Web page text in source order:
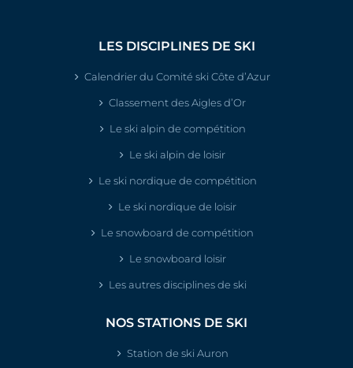
LES DISCIPLINES DE SKI
Calendrier du Comité ski Côte d’Azur
Classement des Aigles d’Or
Le ski alpin de compétition
Le ski alpin de loisir
Le ski nordique de compétition
Le ski nordique de loisir
Le snowboard de compétition
Le snowboard loisir
Les autres disciplines de ski
NOS STATIONS DE SKI
Station de ski Auron